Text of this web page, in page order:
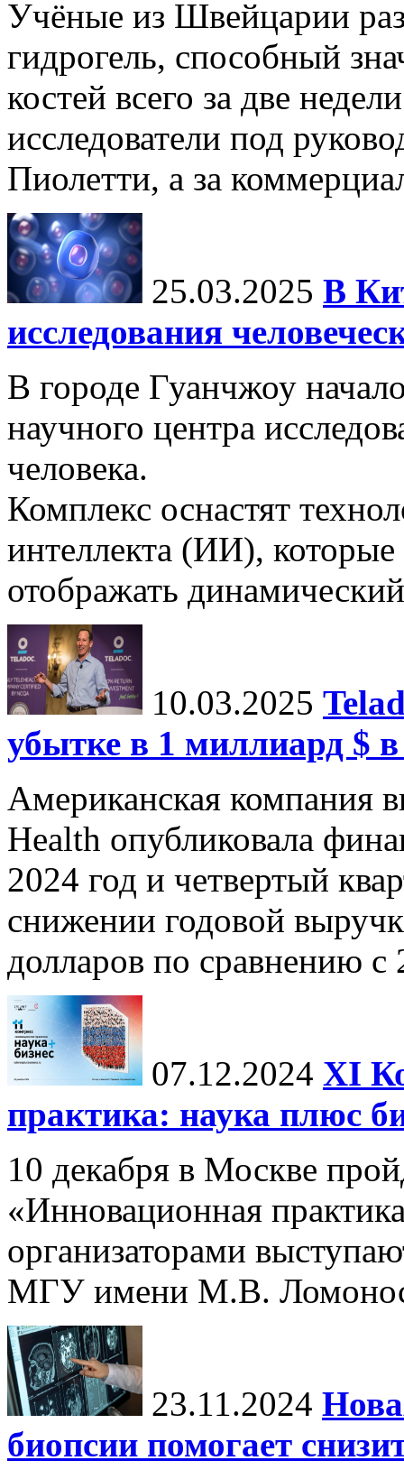
Учёные из Швейцарии
гидрогель, способный
костей всего за две
исследователи под
Пиолетти, а за
25.03.2025 В
исследования
В городе Гуанчжоу
научного центра
человека.
Комплекс оснастят
интеллекта (ИИ),
отображать
10.03.2025
убытке в 1 миллиард $ в
Американская компания
Health опубликовала
2024 год и четвертый
снижении годовой
долларов по сравнению с
07.12.2024 ХI
практика: наука плюс
10 декабря в Москве
«Инновационная
организаторами
МГУ имени М.В.
23.11.2024
биопсии помогает